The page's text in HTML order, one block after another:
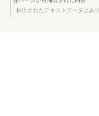
抽出されたテキストデータはあり